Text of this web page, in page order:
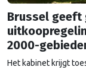
Brussel geeft
2000-
Het kabinet krijgt